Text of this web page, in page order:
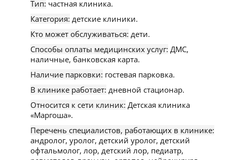
Тип: частная клиника.
Категория: детские клиники.
Кто может обслуживаться: дети.
Способы оплаты медицинских услуг: ДМС,
наличные, банковская карта.
Наличие парковки: гостевая парковка.
В клинике работает: дневной стационар.
Относится к сети клиник: Детская клиника
«Маргоша».
Перечень специалистов, работающих в клинике:
андролог, уролог, детский уролог, детский
офтальмолог, лор, детский лор, педиатр,